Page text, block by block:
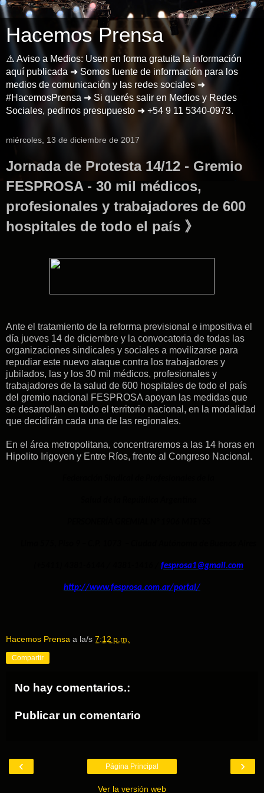
Hacemos Prensa
⚠️ Aviso a Medios: Usen en forma gratuita la información
aquí publicada ➜ Somos fuente de información para los
medios de comunicación y las redes sociales ➜
#HacemosPrensa ➜ Si querés salir en Medios y Redes
Sociales, pedinos presupuesto ➜ +54 9 11 5340-0973.
miércoles, 13 de diciembre de 2017
Jornada de Protesta 14/12 - Gremio
FESPROSA - 30 mil médicos,
profesionales y trabajadores de 600
hospitales de todo el país 》
A​nte el tratamiento de la reforma previsional e impositiva el
día jueves 14 de diciembre y la convocatoria de todas las
organizaciones sindicales y sociales a movilizarse para
repudiar este nuevo ataque contra los trabajadores y
jubilados, las y los 30 mil médicos, profesionales y
trabajadores de la salud de 600 hospitales de todo el país
del gremio nacional FESPROSA apoyan las medidas que
se desarrollan en todo el territorio nacional, en la modalidad
que decidirán cada una de las regionales.
​En el área metropolitana, concentraremos a las 14 horas en
Hipolito Irigoyen y Entre Ríos, frente al Congreso Nacional.
(+5411) 4381-6144 / 4381-1416 /fesprosa1@gmail.com
http://www.fesprosa.com.ar/portal/
Hacemos Prensa a la/s 7:12 p.m.
Compartir
No hay comentarios.:
Publicar un comentario
‹ ›
Página Principal
Ver la versión web